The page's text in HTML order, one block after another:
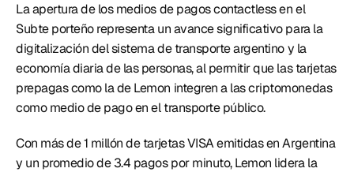
La apertura de los medios de pagos contactless en el
Subte porteño representa un avance significativo para la
digitalización del sistema de transporte argentino y la
economía diaria de las personas, al permitir que las tarjetas
prepagas como la de Lemon integren a las criptomonedas
como medio de pago en el transporte público.
Con más de 1 millón de tarjetas VISA emitidas en Argentina
y un promedio de 3.4 pagos por minuto, Lemon lidera la